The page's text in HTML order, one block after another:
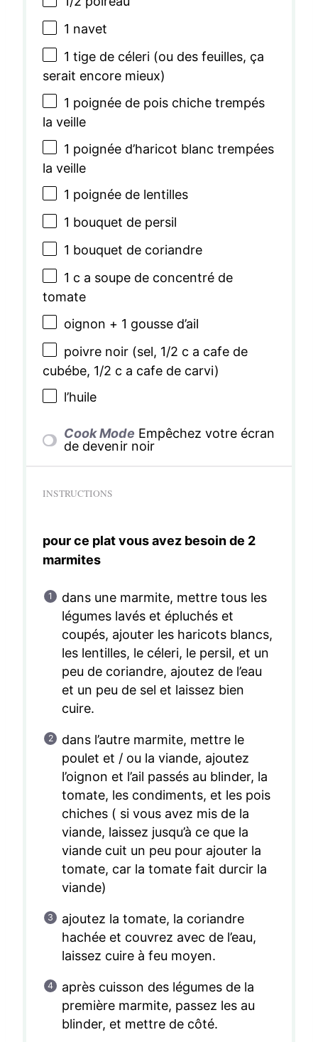
1 navet
1 tige de céleri (ou des feuilles, ça
serait encore mieux)
1 poignée de pois chiche trempés
la veille
1 poignée d’haricot blanc trempées
la veille
1 poignée de lentilles
1 bouquet de persil
1 bouquet de coriandre
1 c a soupe de concentré de
tomate
oignon + 1 gousse d’ail
poivre noir (sel, 1/2 c a cafe de
cubébe, 1/2 c a cafe de carvi)
l’huile
Cook Mode Empêchez votre écran
de devenir noir
INSTRUCTIONS
pour ce plat vous avez besoin de 2
marmites
dans une marmite, mettre tous les
légumes lavés et épluchés et
coupés, ajouter les haricots blancs,
les lentilles, le céleri, le persil, et un
peu de coriandre, ajoutez de l’eau
et un peu de sel et laissez bien
cuire.
dans l’autre marmite, mettre le
poulet et / ou la viande, ajoutez
l’oignon et l’ail passés au blinder, la
tomate, les condiments, et les pois
chiches ( si vous avez mis de la
viande, laissez jusqu’à ce que la
viande cuit un peu pour ajouter la
tomate, car la tomate fait durcir la
viande)
ajoutez la tomate, la coriandre
hachée et couvrez avec de l’eau,
laissez cuire à feu moyen.
après cuisson des légumes de la
première marmite, passez les au
blinder, et mettre de côté.